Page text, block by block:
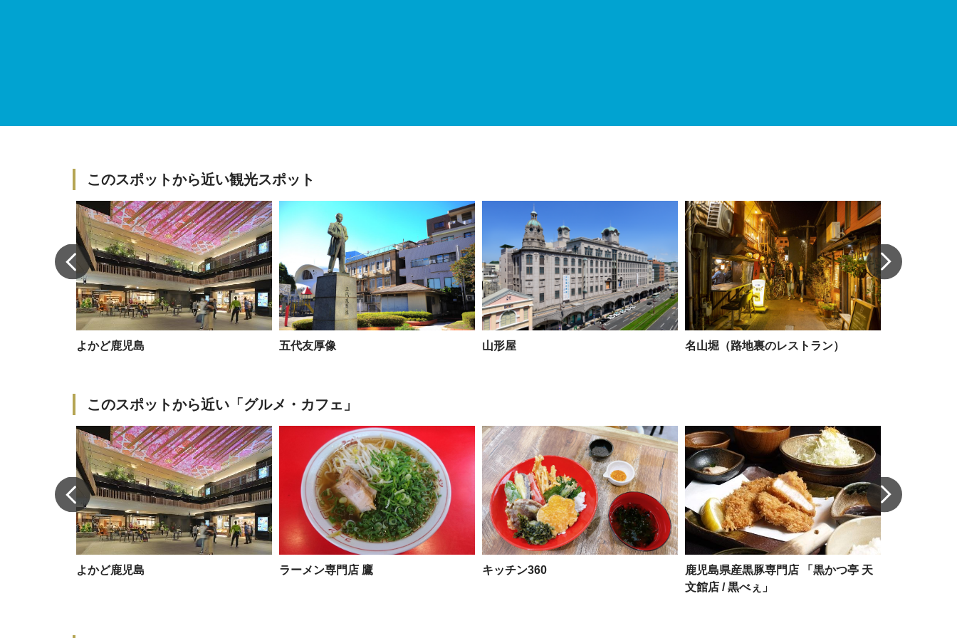
このスポットから近い観光スポット
よかど鹿児島 五代友厚像 山形屋 名山堀（路地裏のレストラン）
このスポットから近い「グルメ・カフェ」
よかど鹿児島 ラーメン専門店 鷹 キッチン360
鹿児島県産黒豚専門店 「黒かつ亭 天
文館店 / 黒べぇ」